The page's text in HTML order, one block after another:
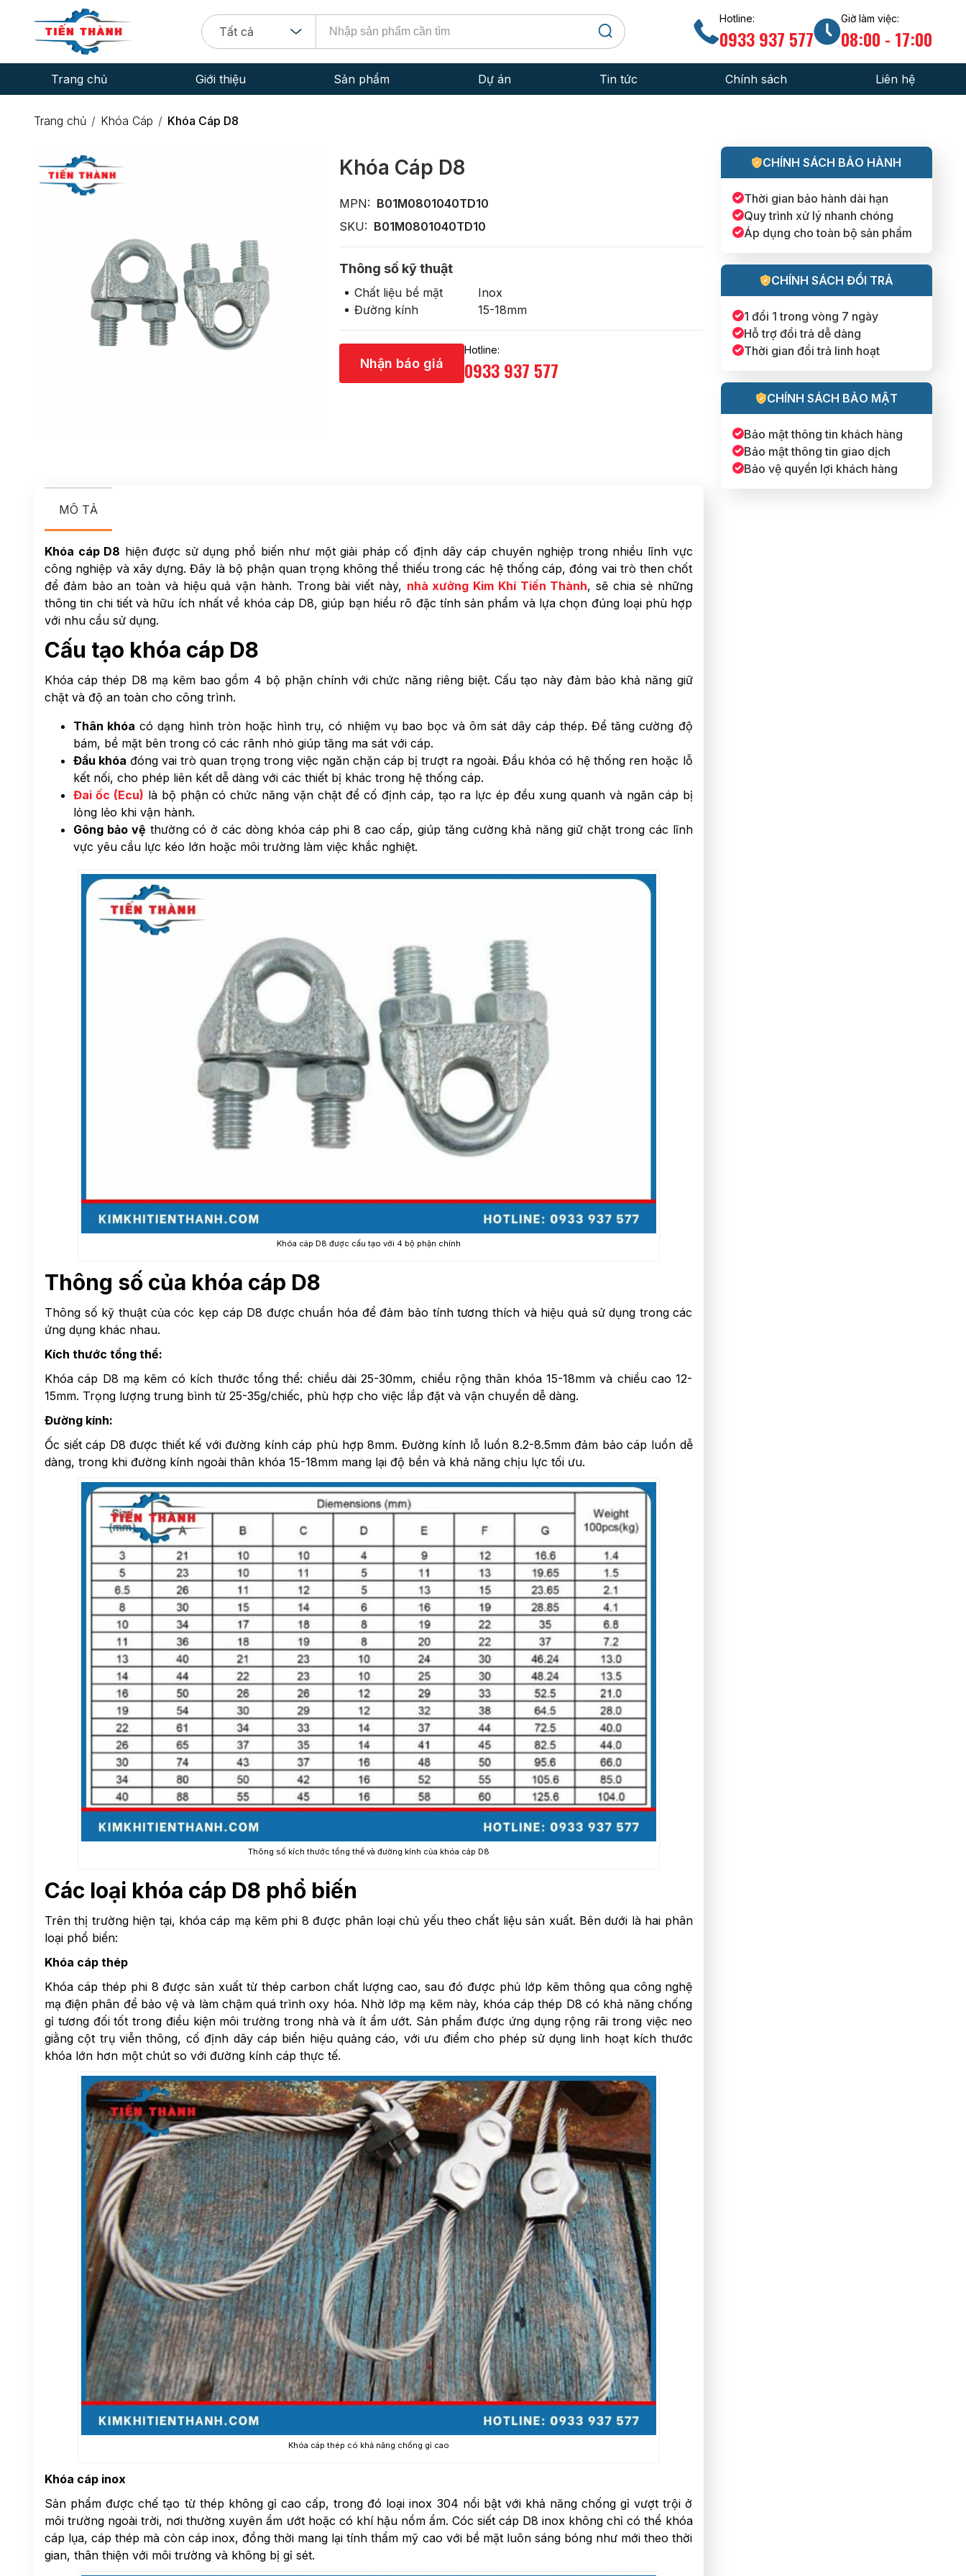
Tất cả
Hotline:
0933 937 577
Giờ làm việc:
08:00 - 17:00
Trang chủ Giới thiệu Sản phẩm
Đinh Vít - Ốc Vít
Ty ren
Đinh rút
Tắc kê
Tăng đơ
Cùm treo ống
Dự án Tin tức Chính sách
Chính sách bảo hành
Liên hệ
Trang chủ Khóa Cáp Khóa Cáp D8
Khóa Cáp D8
MPN: B01M0801040TD10
SKU: B01M0801040TD10
Thông số kỹ thuật
Chất liệu bề mặt
Inox
Đường kính
15-18mm
Nhận báo giá
Hotline:
0933 937 577
MÔ TẢ
Khóa cáp D8 hiện được sử dụng phổ biến như một giải pháp cố định dây cáp chuyên nghiệp trong nhiều lĩnh vực
công nghiệp và xây dựng. Đây là bộ phận quan trọng không thể thiếu trong các hệ thống cáp, đóng vai trò then chốt
để đảm bảo an toàn và hiệu quả vận hành. Trong bài viết này, nhà xưởng Kim Khí Tiến Thành, sẽ chia sẻ những
thông tin chi tiết và hữu ích nhất về khóa cáp D8, giúp bạn hiểu rõ đặc tính sản phẩm và lựa chọn đúng loại phù hợp
với nhu cầu sử dụng.
Cấu tạo khóa cáp D8
Khóa cáp thép D8 mạ kẽm bao gồm 4 bộ phận chính với chức năng riêng biệt. Cấu tạo này đảm bảo khả năng giữ
chặt và độ an toàn cho công trình.
Thân khóa có dạng hình tròn hoặc hình trụ, có nhiệm vụ bao bọc và ôm sát dây cáp thép. Để tăng cường độ
bám, bề mặt bên trong có các rãnh nhỏ giúp tăng ma sát với cáp.
Đầu khóa đóng vai trò quan trọng trong việc ngăn chặn cáp bị trượt ra ngoài. Đầu khóa có hệ thống ren hoặc lỗ
kết nối, cho phép liên kết dễ dàng với các thiết bị khác trong hệ thống cáp.
Đai ốc (Ecu) là bộ phận có chức năng vặn chặt để cố định cáp, tạo ra lực ép đều xung quanh và ngăn cáp bị
lỏng lẻo khi vận hành.
Gông bảo vệ thường có ở các dòng khóa cáp phi 8 cao cấp, giúp tăng cường khả năng giữ chặt trong các lĩnh
vực yêu cầu lực kéo lớn hoặc môi trường làm việc khắc nghiệt.
Khóa cáp D8 được cấu tạo với 4 bộ phận chính
Thông số của khóa cáp D8
Thông số kỹ thuật của cóc kẹp cáp D8 được chuẩn hóa để đảm bảo tính tương thích và hiệu quả sử dụng trong các
ứng dụng khác nhau.
Kích thước tổng thể:
Khóa cáp D8 mạ kẽm có kích thước tổng thể: chiều dài 25-30mm, chiều rộng thân khóa 15-18mm và chiều cao 12-
15mm. Trọng lượng trung bình từ 25-35g/chiếc, phù hợp cho việc lắp đặt và vận chuyển dễ dàng.
Đường kính:
Ốc siết cáp D8 được thiết kế với đường kính cáp phù hợp 8mm. Đường kính lỗ luồn 8.2-8.5mm đảm bảo cáp luồn dễ
dàng, trong khi đường kính ngoài thân khóa 15-18mm mang lại độ bền và khả năng chịu lực tối ưu.
Thông số kích thước tổng thể và đường kính của khóa cáp D8
Các loại khóa cáp D8 phổ biến
Trên thị trường hiện tại, khóa cáp mạ kẽm phi 8 được phân loại chủ yếu theo chất liệu sản xuất. Bên dưới là hai phân
loại phổ biển:
Khóa cáp thép
Khóa cáp thép phi 8 được sản xuất từ thép carbon chất lượng cao, sau đó được phủ lớp kẽm thông qua công nghệ
mạ điện phân để bảo vệ và làm chậm quá trình oxy hóa. Nhờ lớp mạ kẽm này, khóa cáp thép D8 có khả năng chống
gỉ tương đối tốt trong điều kiện môi trường trong nhà và ít ẩm ướt. Sản phẩm được ứng dụng rộng rãi trong việc neo
giằng cột trụ viễn thông, cố định dây cáp biển hiệu quảng cáo, với ưu điểm cho phép sử dụng linh hoạt kích thước
khóa lớn hơn một chút so với đường kính cáp thực tế.
Khóa cáp thép có khả năng chống gỉ cao
Khóa cáp inox
Sản phẩm được chế tạo từ thép không gỉ cao cấp, trong đó loại inox 304 nổi bật với khả năng chống gỉ vượt trội ở
môi trường ngoài trời, nơi thường xuyên ẩm ướt hoặc có khí hậu nồm ẩm. Cóc siết cáp D8 inox không chỉ có thể khóa
cáp lụa, cáp thép mà còn cáp inox, đồng thời mang lại tính thẩm mỹ cao với bề mặt luôn sáng bóng như mới theo thời
gian, thân thiện với môi trường và không bị gỉ sét.
CHÍNH SÁCH BẢO HÀNH
Thời gian bảo hành dài hạn
Quy trình xử lý nhanh chóng
Áp dụng cho toàn bộ sản phẩm
CHÍNH SÁCH ĐỔI TRẢ
1 đổi 1 trong vòng 7 ngày
Hỗ trợ đổi trả dễ dàng
Thời gian đổi trả linh hoạt
CHÍNH SÁCH BẢO MẬT
Bảo mật thông tin khách hàng
Bảo mật thông tin giao dịch
Bảo vệ quyền lợi khách hàng